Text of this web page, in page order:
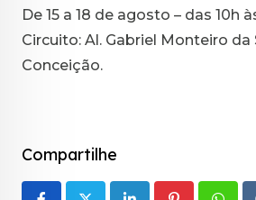
De 15 a 18 de agosto – das 10h
Circuito: Al. Gabriel Monteiro
Conceição.
Compartilhe